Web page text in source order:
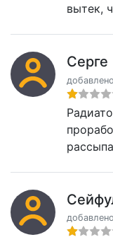
вытек,
Серге